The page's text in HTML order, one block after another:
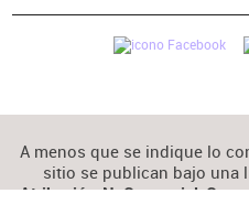
A menos que se indique lo
sitio se publican bajo una
Atribución-NoComercial-